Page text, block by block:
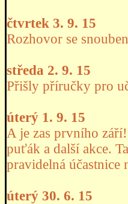
čtvrtek 3. 9. 15
Rozhovor se
středa 2. 9. 15
Přišly příručky pro
úterý 1. 9. 15
A je zas prvního
puťák a další akce.
pravidelná účastnice
úterý 30. 6. 15